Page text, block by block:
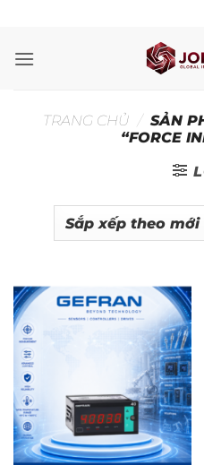
nội
TRANG CHỦ / SẢN
“FORCE